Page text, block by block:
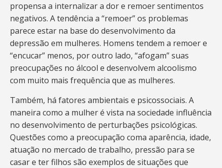
propensa a internalizar a dor e remoer sentimentos
negativos. A tendência a “remoer” os problemas
parece estar na base do desenvolvimento da
depressão em mulheres. Homens tendem a remoer e
“encucar” menos, por outro lado, “afogam” suas
preocupações no álcool e desenvolvem alcoolismo
com muito mais frequência que as mulheres.
Também, há fatores ambientais e psicossociais. A
maneira como a mulher é vista na sociedade influência
no desenvolvimento de perturbações psicológicas.
Questões como a preocupação coma aparência, idade,
atuação no mercado de trabalho, pressão para se
casar e ter filhos são exemplos de situações que